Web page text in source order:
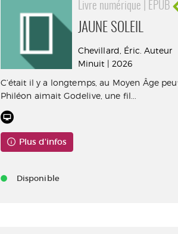
Livre numérique | EPUB
JAUNE SOLEIL
Chevillard, Éric. Auteur
Minuit | 2026
C’était il y a longtemps, au Moyen Âge
Philéon aimait Godelive, une fil...
Plus d'infos
Disponible